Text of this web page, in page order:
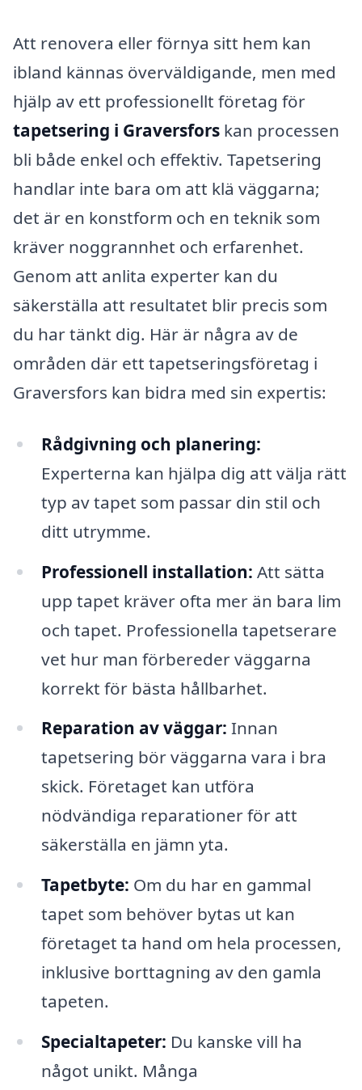
Att renovera eller förnya sitt hem kan
ibland kännas överväldigande, men med
hjälp av ett professionellt företag för
tapetsering i Graversfors kan processen
bli både enkel och effektiv. Tapetsering
handlar inte bara om att klä väggarna;
det är en konstform och en teknik som
kräver noggrannhet och erfarenhet.
Genom att anlita experter kan du
säkerställa att resultatet blir precis som
du har tänkt dig. Här är några av de
områden där ett tapetseringsföretag i
Graversfors kan bidra med sin expertis:
Rådgivning och planering:
Experterna kan hjälpa dig att välja rätt
typ av tapet som passar din stil och
ditt utrymme.
Professionell installation: Att sätta
upp tapet kräver ofta mer än bara lim
och tapet. Professionella tapetserare
vet hur man förbereder väggarna
korrekt för bästa hållbarhet.
Reparation av väggar: Innan
tapetsering bör väggarna vara i bra
skick. Företaget kan utföra
nödvändiga reparationer för att
säkerställa en jämn yta.
Tapetbyte: Om du har en gammal
tapet som behöver bytas ut kan
företaget ta hand om hela processen,
inklusive borttagning av den gamla
tapeten.
Specialtapeter: Du kanske vill ha
något unikt. Många